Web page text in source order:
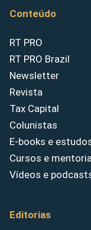
Conteúdo
RT PRO
RT PRO Brazil
Newsletter
Revista
Tax Capital
Colunistas
E-books e
Cursos e
Vídeos e
Editorias